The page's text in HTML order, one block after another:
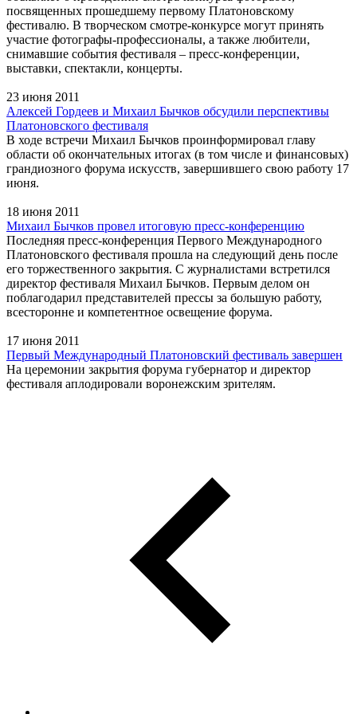
посвященных прошедшему первому Платоновскому
фестивалю. В творческом смотре-конкурсе могут принять
участие фотографы-профессионалы, а также любители,
снимавшие события фестиваля – пресс-конференции,
выставки, спектакли, концерты.
23 июня 2011
Алексей Гордеев и Михаил Бычков обсудили перспективы
Платоновского фестиваля
В ходе встречи Михаил Бычков проинформировал главу
области об окончательных итогах (в том числе и финансовых)
грандиозного форума искусств, завершившего свою работу 17
июня.
18 июня 2011
Михаил Бычков провел итоговую пресс-конференцию
Последняя пресс-конференция Первого Международного
Платоновского фестиваля прошла на следующий день после
его торжественного закрытия. С журналистами встретился
директор фестиваля Михаил Бычков. Первым делом он
поблагодарил представителей прессы за большую работу,
всесторонне и компетентное освещение форума.
17 июня 2011
Первый Международный Платоновский фестиваль завершен
На церемонии закрытия форума губернатор и директор
фестиваля аплодировали воронежским зрителям.